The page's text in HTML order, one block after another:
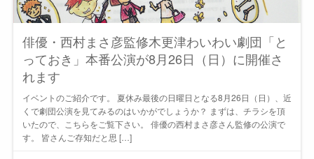
俳優・西村まさ彦監修木更津わいわい劇団「と
っておき」本番公演が8月26日（日）に開催さ
れます
イベントのご紹介です。 夏休み最後の日曜日となる8月26日（日）、近
くで劇団公演を見てみるのはいかがでしょうか？ まずは、チラシを頂
いたので、こちらをご覧下さい。 俳優の西村まさ彦さん監修の公演で
す。 皆さんご存知だと思 […]